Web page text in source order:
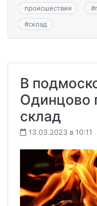
происшествия #
#склад
В
Одинцово
склад
13.03.2023 в 10:11